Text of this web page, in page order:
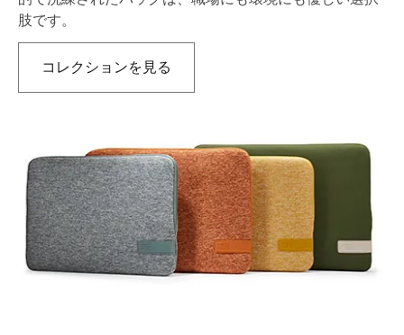
肢です。
コレクションを見る新しいタブで開きます